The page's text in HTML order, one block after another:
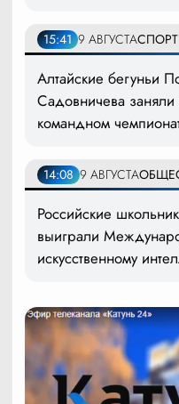
15:41 9 АВГУСТАСПОРТ
Алтайские бегуньи
Садовничева заняли
командном
14:08 9 АВГУСТА
Российские
выиграли
искусственному